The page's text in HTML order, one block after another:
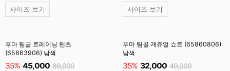
사이즈 보기 사이즈 보기
푸마 팀골 트레이닝 팬츠
(65863906) 남색
35% 45,000 69,000
푸마 팀골 캐쥬얼 쇼트 (65860806)
남색
35% 32,000 49,000